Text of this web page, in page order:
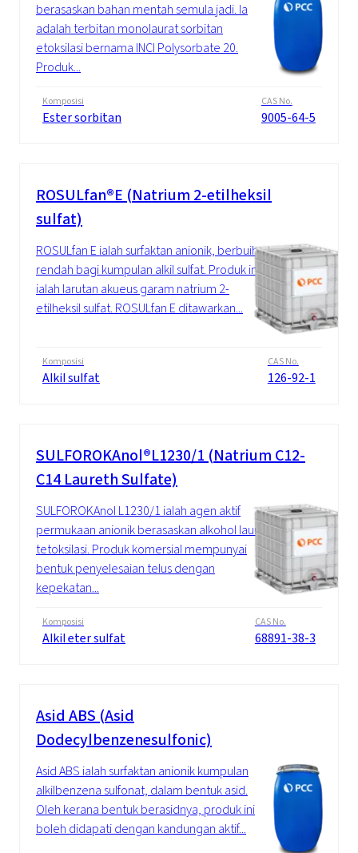
berasaskan bahan mentah semula jadi. Ia
adalah terbitan monolaurat sorbitan
etoksilasi bernama INCI Polysorbate 20.
Produk...
Komposisi
Ester sorbitan
CAS No.
9005-64-5
ROSULfan®E (Natrium 2-etilheksil
sulfat)
ROSULfan E ialah surfaktan anionik, berbuih
rendah bagi kumpulan alkil sulfat. Produk ini
ialah larutan akueus garam natrium 2-
etilheksil sulfat. ROSULfan E ditawarkan...
Komposisi
Alkil sulfat
CAS No.
126-92-1
SULFOROKAnol®L1230/1 (Natrium C12-
C14 Laureth Sulfate)
SULFOROKAnol L1230/1 ialah agen aktif
permukaan anionik berasaskan alkohol lauril
tetoksilasi. Produk komersial mempunyai
bentuk penyelesaian telus dengan
kepekatan...
Komposisi
Alkil eter sulfat
CAS No.
68891-38-3
Asid ABS (Asid
Dodecylbenzenesulfonic)
Asid ABS ialah surfaktan anionik kumpulan
alkilbenzena sulfonat, dalam bentuk asid.
Oleh kerana bentuk berasidnya, produk ini
boleh didapati dengan kandungan aktif...